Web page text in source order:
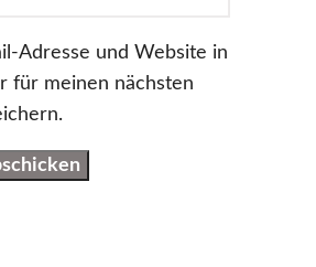
Adresse und Website in
für meinen nächsten